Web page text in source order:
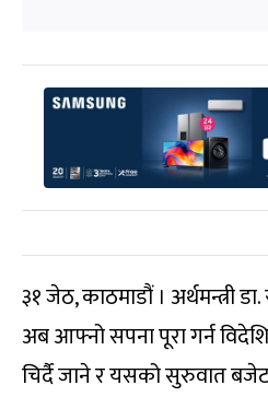
३१ जेठ, काठमाडौं । अर्थमन्त्री
अब आफ्नो सपना पूरा गर्न
चिर्दै जाने र यसको सुरुवात